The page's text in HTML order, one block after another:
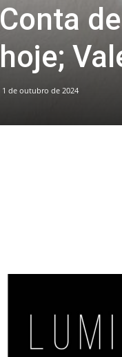
Conta
hoje;
1 de outubro de 2024